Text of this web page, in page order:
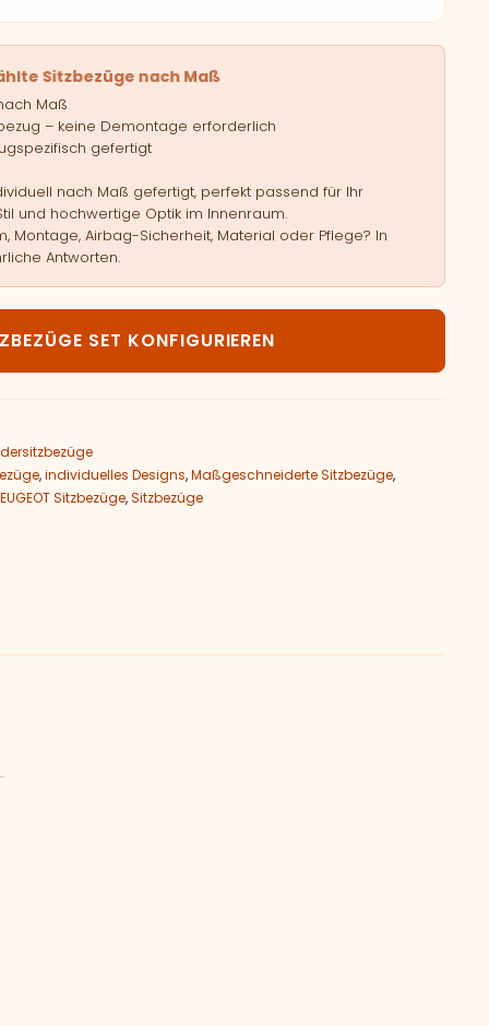
Sitzbezüge nach Maß
Maß
– keine Demontage erforderlich
gefertigt
nach Maß gefertigt, perfekt passend für Ihr
und hochwertige Optik im Innenraum.
Montage, Airbag-Sicherheit, Material oder Pflege? In
Antworten.
SET KONFIGURIEREN
,individuelles Designs,Maßgeschneiderte Sitzbezüge,
Sitzbezüge,Sitzbezüge